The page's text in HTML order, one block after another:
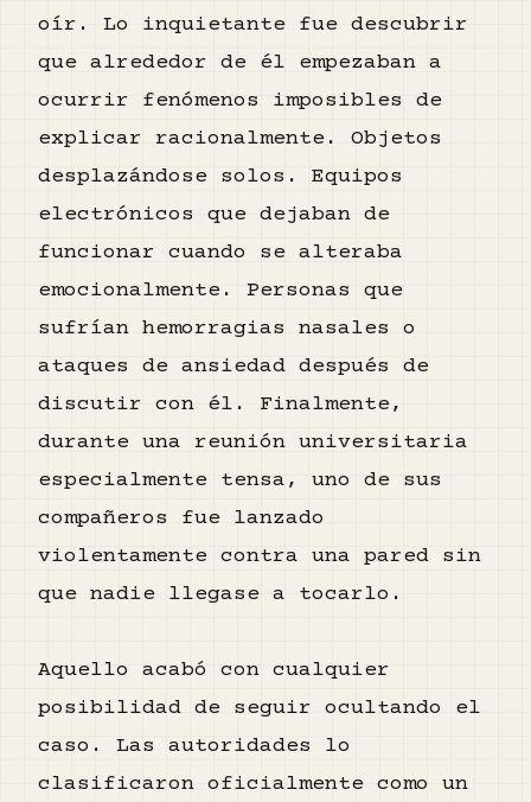
oír. Lo inquietante fue descubrir
que alrededor de él empezaban a
ocurrir fenómenos imposibles de
explicar racionalmente. Objetos
desplazándose solos. Equipos
electrónicos que dejaban de
funcionar cuando se alteraba
emocionalmente. Personas que
sufrían hemorragias nasales o
ataques de ansiedad después de
discutir con él. Finalmente,
durante una reunión universitaria
especialmente tensa, uno de sus
compañeros fue lanzado
violentamente contra una pared sin
que nadie llegase a tocarlo.
Aquello acabó con cualquier
posibilidad de seguir ocultando el
caso. Las autoridades lo
clasificaron oficialmente como un